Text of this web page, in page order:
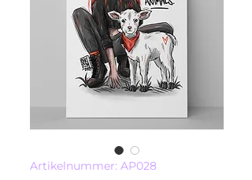
Artikelnummer: AP028